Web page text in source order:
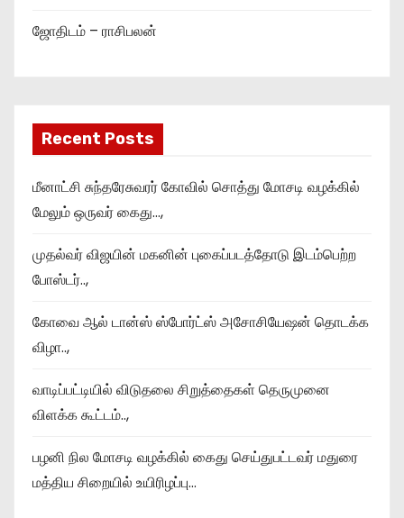
ஜோதிடம் – ராசிபலன்
Recent Posts
மீனாட்சி சுந்தரேசுவரர் கோவில் சொத்து மோசடி வழக்கில்
மேலும் ஒருவர் கைது…,
முதல்வர் விஜயின் மகனின் புகைப்படத்தோடு இடம்பெற்ற
போஸ்டர்..,
கோவை ஆல் டான்ஸ் ஸ்போர்ட்ஸ் அசோசியேஷன் தொடக்க
விழா..,
வாடிப்பட்டியில் விடுதலை சிறுத்தைகள் தெருமுனை
விளக்க கூட்டம்..,
பழனி நில மோசடி வழக்கில் கைது செய்துபட்டவர் மதுரை
மத்திய சிறையில் உயிரிழப்பு…